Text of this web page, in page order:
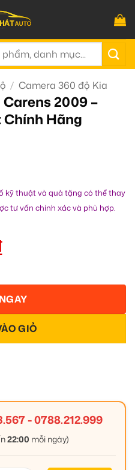
/ Camera 360 độ Kia
2009 –
Hãng
kỹ thuật và quà tặng có thể thay
tư vấn chính xác và phù hợp.
GIỎ
-0788.212.999
22:00 mỗi ngày)